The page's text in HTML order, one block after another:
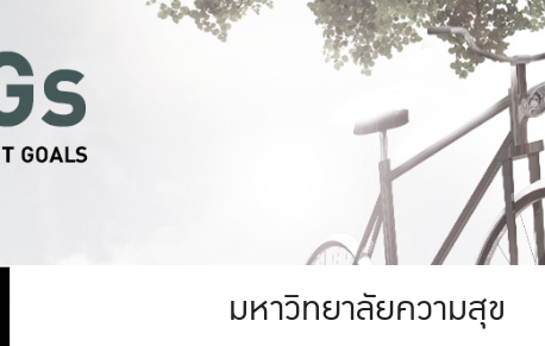
มหาวิทยาลัย
มหาวิทยาลัยความสุข